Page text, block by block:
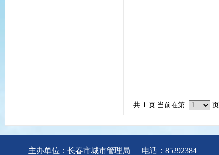
共 1 页 当前在第 页
主办单位：长春市城市管理局
电话：85292384